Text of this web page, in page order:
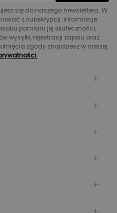
się do naszego newslettera. W
z subskrypcji. Informacje
pomiaru jej skuteczności,
wysyłki, rejestracji zapisu oraz
zgody znajdziesz w naszej